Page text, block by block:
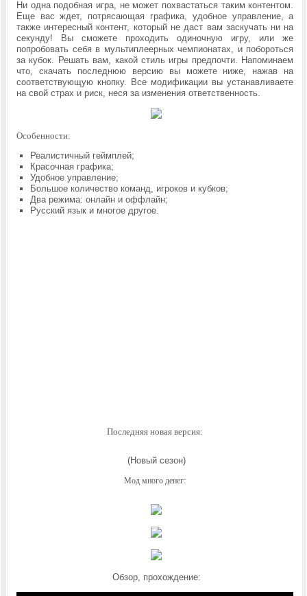
Ни одна подобная игра, не может похвастаться таким контентом.
Еще вас ждет, потрясающая графика, удобное управление, а
также интересный контент, который не даст вам заскучать ни на
секунду! Вы сможете проходить одиночную игру, или же
попробовать себя в мультиплеерных чемпионатах, и побороться
за кубок. Решать вам, какой стиль игры предпочти. Напоминаем
что, скачать последнюю версию вы можете ниже, нажав на
соответствующую кнопку. Все модификации вы устанавливаете
на свой страх и риск, неся за изменения ответственность.
Особенности:
Реалистичный геймплей;
Красочная графика;
Удобное управление;
Большое количество команд, игроков и кубков;
Два режима: онлайн и оффлайн;
Русский язык и многое другое.
Последняя новая версия:
(Новый сезон)
Мод много денег:
Обзор, прохождение: